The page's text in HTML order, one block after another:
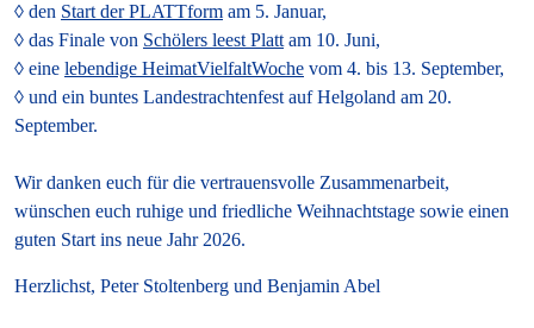
den Start der PLATTform am 5. Januar,
das Finale von Schölers leest Platt am 10. Juni,
eine lebendige HeimatVielfaltWoche vom 4. bis 13. September,
und ein buntes Landestrachtenfest auf Helgoland am 20.
September.
Wir danken euch für die vertrauensvolle Zusammenarbeit,
wünschen euch ruhige und friedliche Weihnachtstage sowie einen
guten Start ins neue Jahr 2026.
Herzlichst, Peter Stoltenberg und Benjamin Abel